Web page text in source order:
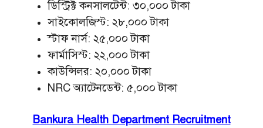
ডিস্ট্রিক্ট কনসালটেন্ট: ৩০,০০০ টাকা
সাইকোলজিস্ট: ২৮,০০০ টাকা
স্টাফ নার্স: ২৫,০০০ টাকা
ফার্মাসিস্ট: ২২,০০০ টাকা
কাউন্সিলর: ২০,০০০ টাকা
NRC অ্যাটেনডেন্ট: ৫,০০০ টাকা
Bankura Health Department Recruitment